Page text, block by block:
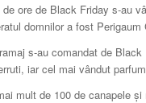
ore de Black Friday s-au
domnilor a fost Perigaum
s-au comandat de
iar cel mai vândut
mult de 100 de canapele